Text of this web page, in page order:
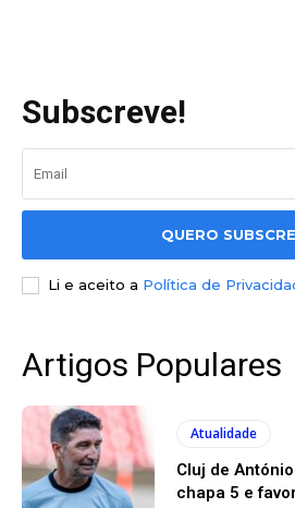
Subscreve!
QUERO
Li e aceito a Política de
Artigos Populares
Atualidade
Cluj de
chapa 5 e